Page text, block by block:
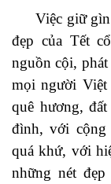
Việc giữ
đẹp của Tết
nguồn cội, phát
mọi người Việt
quê hương,
đình, với cộng
quá khứ, với
những nét